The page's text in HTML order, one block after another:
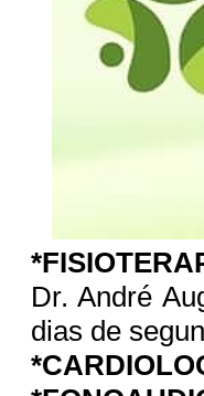
Dr. André
dias de